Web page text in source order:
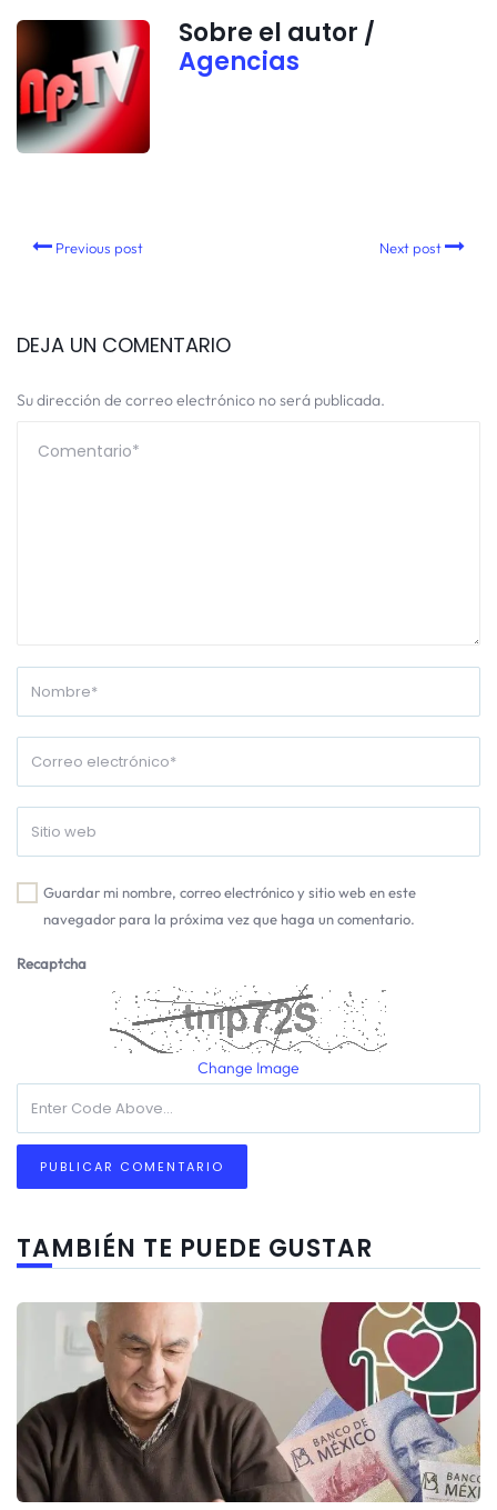
Sobre el autor /
Agencias
Previous post Next post
DEJA UN COMENTARIO
Su dirección de correo electrónico no será publicada.
Guardar mi nombre, correo electrónico y sitio web en este
navegador para la próxima vez que haga un comentario.
Recaptcha
Change Image
TAMBIÉN TE PUEDE GUSTAR